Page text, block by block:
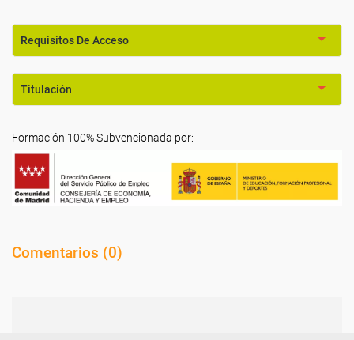
Requisitos De Acceso
Titulación
Formación 100% Subvencionada por:
Comentarios (0)